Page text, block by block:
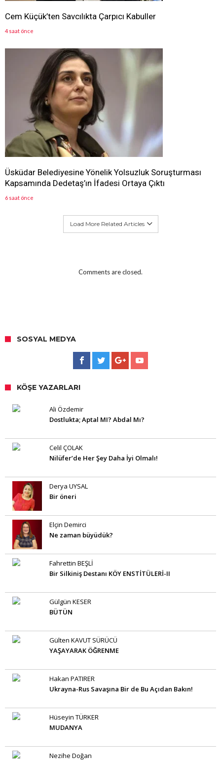
Cem Küçük’ten Savcılıkta Çarpıcı Kabuller
4 saat önce
Üsküdar Belediyesine Yönelik Yolsuzluk Soruşturması
Kapsamında Dedetaş’ın İfadesi Ortaya Çıktı
6 saat önce
Load More Related Articles
Comments are closed.
SOSYAL MEDYA
KÖŞE YAZARLARI
Ali Özdemir
Dostlukta; Aptal MI? Abdal Mı?
Celil ÇOLAK
Nilüfer’de Her Şey Daha İyi Olmalı!
Derya UYSAL
Bir öneri
Elçin Demirci
Ne zaman büyüdük?
Fahrettin BEŞLİ
Bir Silkiniş Destanı KÖY ENSTİTÜLERİ-II
Gülgün KESER
BÜTÜN
Gülten KAVUT SÜRÜCÜ
YAŞAYARAK ÖĞRENME
Hakan PATIRER
Ukrayna-Rus Savaşına Bir de Bu Açıdan Bakın!
Hüseyin TÜRKER
MUDANYA
Nezihe Doğan